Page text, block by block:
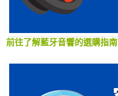
前往了解藍牙音響的選購指南